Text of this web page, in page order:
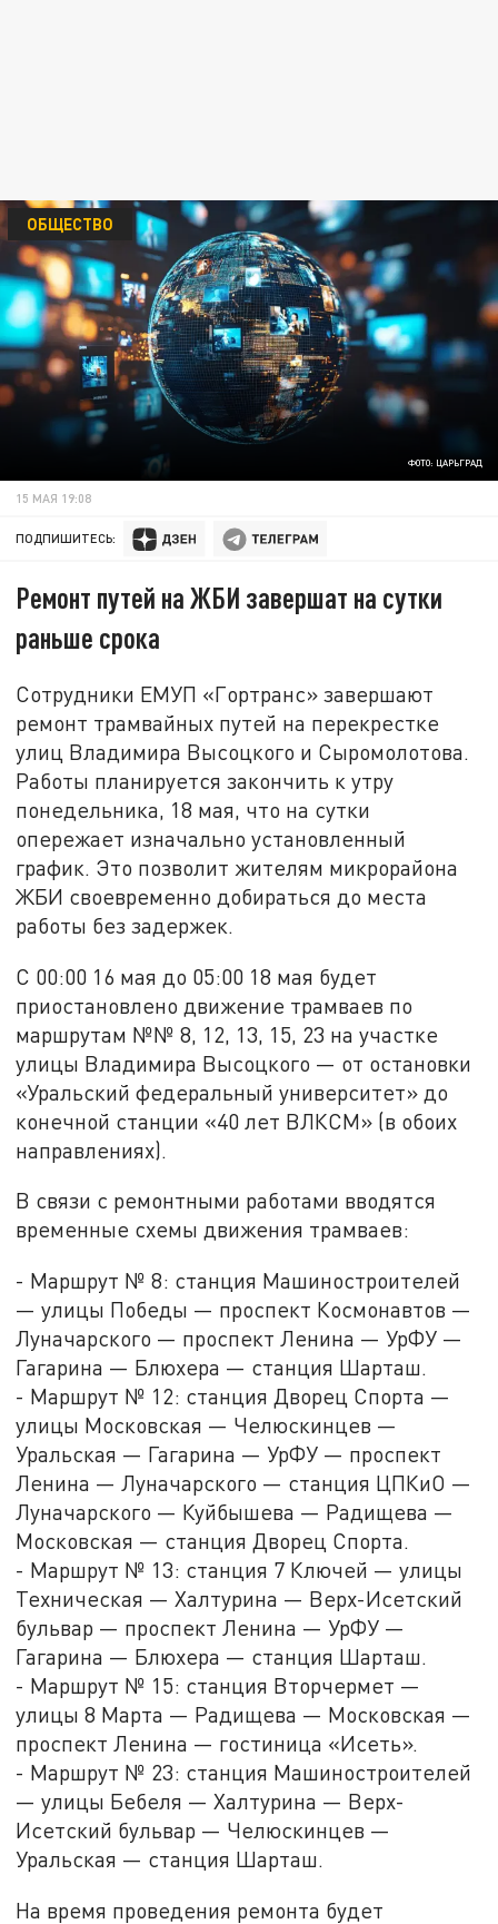
ФОТО: ЦАРЬГРАД
ОБЩЕСТВО
15 МАЯ 19:08
ПОДПИШИТЕСЬ:
Ремонт путей на ЖБИ завершат на сутки
раньше срока
Сотрудники ЕМУП «Гортранс» завершают
ремонт трамвайных путей на перекрестке
улиц Владимира Высоцкого и Сыромолотова.
Работы планируется закончить к утру
понедельника, 18 мая, что на сутки
опережает изначально установленный
график. Это позволит жителям микрорайона
ЖБИ своевременно добираться до места
работы без задержек.
С 00:00 16 мая до 05:00 18 мая будет
приостановлено движение трамваев по
маршрутам №№ 8, 12, 13, 15, 23 на участке
улицы Владимира Высоцкого — от остановки
«Уральский федеральный университет» до
конечной станции «40 лет ВЛКСМ» (в обоих
направлениях).
В связи с ремонтными работами вводятся
временные схемы движения трамваев:
- Маршрут № 8: станция Машиностроителей
— улицы Победы — проспект Космонавтов —
Луначарского — проспект Ленина — УрФУ —
Гагарина — Блюхера — станция Шарташ.
- Маршрут № 12: станция Дворец Спорта —
улицы Московская — Челюскинцев —
Уральская — Гагарина — УрФУ — проспект
Ленина — Луначарского — станция ЦПКиО —
Луначарского — Куйбышева — Радищева —
Московская — станция Дворец Спорта.
- Маршрут № 13: станция 7 Ключей — улицы
Техническая — Халтурина — Верх-Исетский
бульвар — проспект Ленина — УрФУ —
Гагарина — Блюхера — станция Шарташ.
- Маршрут № 15: станция Вторчермет —
улицы 8 Марта — Радищева — Московская —
проспект Ленина — гостиница «Исеть».
- Маршрут № 23: станция Машиностроителей
— улицы Бебеля — Халтурина — Верх-
Исетский бульвар — Челюскинцев —
Уральская — станция Шарташ.
На время проведения ремонта будет